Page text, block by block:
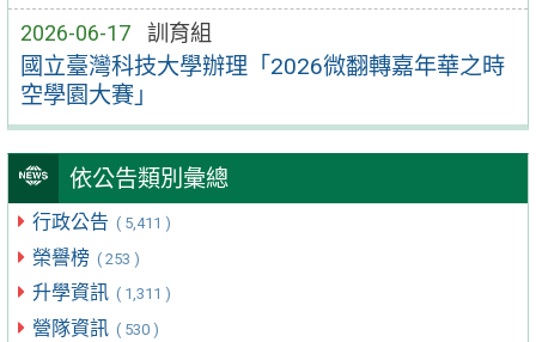
2026-06-17 訓育組
國立臺灣科技大學辦理「2026微翻轉嘉年華之時
空學園大賽」
依公告類別彙總
行政公告 ( 5,411 )
榮譽榜 ( 253 )
升學資訊 ( 1,311 )
營隊資訊 ( 530 )